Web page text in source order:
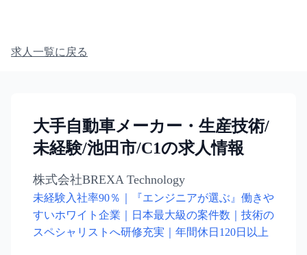
求人一覧に戻る
大手自動車メーカー・生産技術/
未経験/池田市/C1の求人情報
株式会社BREXA Technology
未経験入社率90％｜『エンジニアが選ぶ』働きや
すいホワイト企業｜日本最大級の案件数｜技術の
スペシャリストへ研修充実｜年間休日120日以上